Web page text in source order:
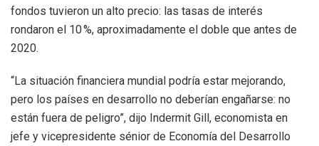
fondos tuvieron un alto precio: las tasas de interés
rondaron el 10 %, aproximadamente el doble que antes de
2020.
“La situación financiera mundial podría estar mejorando,
pero los países en desarrollo no deberían engañarse: no
están fuera de peligro”, dijo Indermit Gill, economista en
jefe y vicepresidente sénior de Economía del Desarrollo